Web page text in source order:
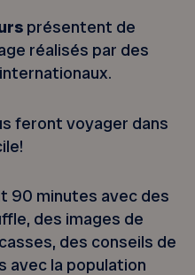
présentent de
réalisés par des
feront voyager dans
90 minutes avec des
des images de
des conseils de
avec la population